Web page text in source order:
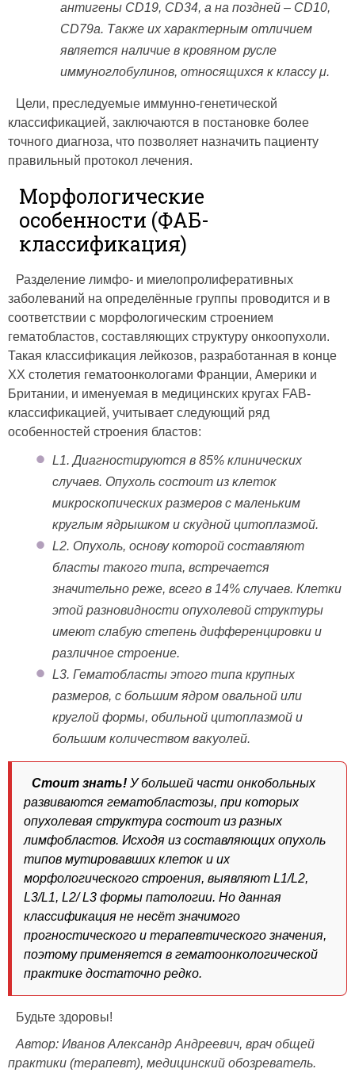
антигены CD19, CD34, а на поздней – CD10,
CD79a. Также их характерным отличием
является наличие в кровяном русле
иммуноглобулинов, относящихся к классу μ.
Цели, преследуемые иммунно-генетической
классификацией, заключаются в постановке более
точного диагноза, что позволяет назначить пациенту
правильный протокол лечения.
Морфологические
особенности (ФАБ-
классификация)
Разделение лимфо- и миелопролиферативных
заболеваний на определённые группы проводится и в
соответствии с морфологическим строением
гематобластов, составляющих структуру онкоопухоли.
Такая классификация лейкозов, разработанная в конце
XX столетия гематоонкологами Франции, Америки и
Британии, и именуемая в медицинских кругах FAB-
классификацией, учитывает следующий ряд
особенностей строения бластов:
L1. Диагностируются в 85% клинических
случаев. Опухоль состоит из клеток
микроскопических размеров с маленьким
круглым ядрышком и скудной цитоплазмой.
L2. Опухоль, основу которой составляют
бласты такого типа, встречается
значительно реже, всего в 14% случаев. Клетки
этой разновидности опухолевой структуры
имеют слабую степень дифференцировки и
различное строение.
L3. Гематобласты этого типа крупных
размеров, с большим ядром овальной или
круглой формы, обильной цитоплазмой и
большим количеством вакуолей.
Стоит знать! У большей части онкобольных
развиваются гематобластозы, при которых
опухолевая структура состоит из разных
лимфобластов. Исходя из составляющих опухоль
типов мутировавших клеток и их
морфологического строения, выявляют L1/L2,
L3/L1, L2/ L3 формы патологии. Но данная
классификация не несёт значимого
прогностического и терапевтического значения,
поэтому применяется в гематоонкологической
практике достаточно редко.
Будьте здоровы!
Автор: Иванов Александр Андреевич, врач общей
практики (терапевт), медицинский обозреватель.